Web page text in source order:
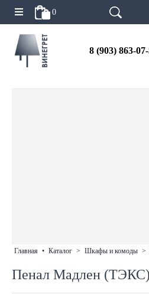
0
8 (903) 863-
главная • каталог > шкафы и комоды >
Пенал Мадлен (ТЭКС)